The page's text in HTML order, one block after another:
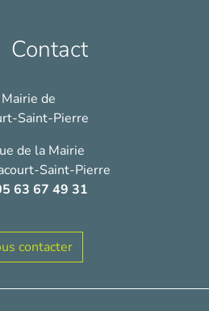
Contact
Mairie de
Saint-Pierre
de la Mairie
Saint-Pierre
63 67 49 31
contacter